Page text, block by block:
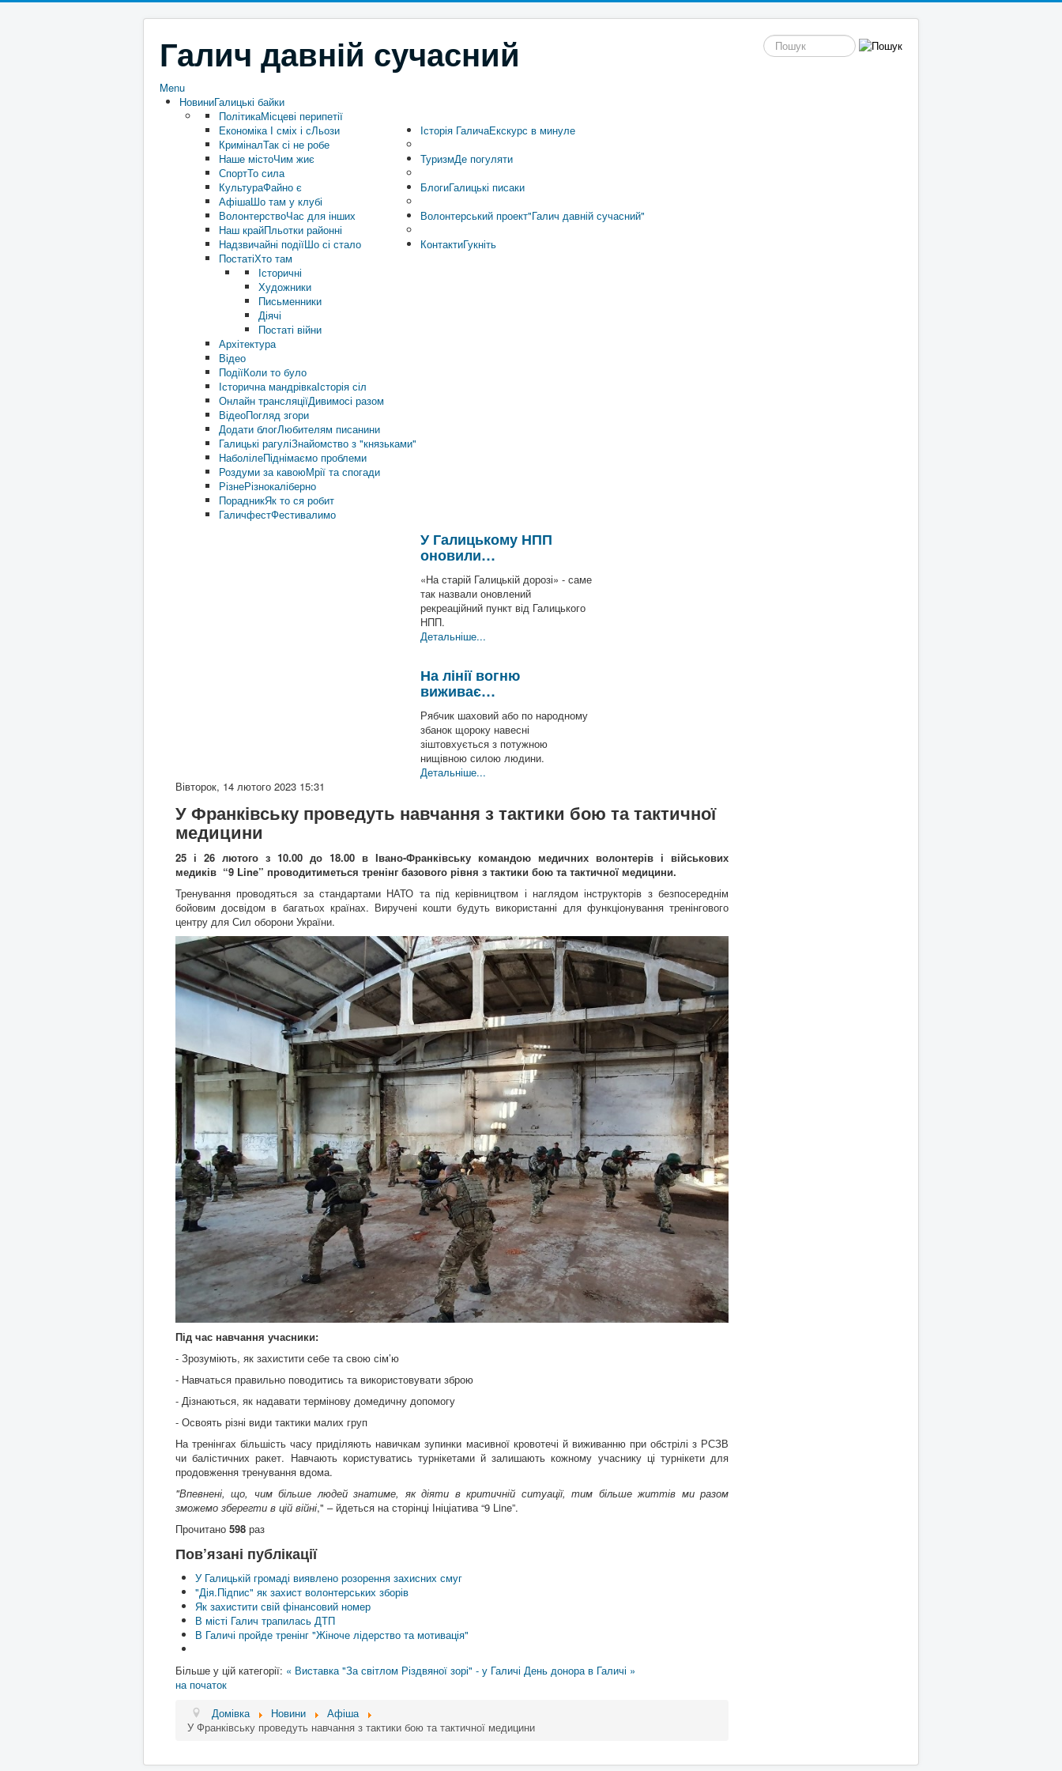
Галич давній сучасний пошук
Menu
НовиниГалицькі байки
ПолітикаМісцеві перипетії
ЕкономікаІ сміх і сЛьози
КриміналТак сі не робе
Наше містоЧим жиє
СпортТо сила
КультураФайно є
АфішаШо там у клубі
ВолонтерствоЧас для інших
Наш крайПльотки районні
Надзвичайні подіїШо сі стало
Історія ГаличаЕкскурс в минуле
ПостатіХто там
Історичні
Художники
Письменники
Діячі
Постаті війни
Архітектура
Відео
ПодіїКоли то було
Історична мандрівкаІсторія сіл
ТуризмДе погуляти
Онлайн трансляціїДивимосі разом
ВідеоПогляд згори
БлогиГалицькі писаки
Додати блогЛюбителям писанини
Галицькі рагуліЗнайомство з "князьками"
НаболілеПіднімаємо проблеми
Роздуми за кавоюМрії та спогади
РізнеРізнокаліберно
ПорадникЯк то ся робит
Волонтерський проект"Галич давній сучасний"
ГаличфестФестивалимо
КонтактиГукніть
У Галицькому НПП
оновили…
«На старій Галицькій дорозі» - саме
так назвали оновлений
рекреаційний пункт від Галицького
НПП.
Детальніше...
На лінії вогню
виживає…
Рябчик шаховий або по народному
збанок щороку навесні
зіштовхується з потужною
нищівною силою людини.
Детальніше...
Вівторок, 14 лютого 2023 15:31
У Франківську проведуть навчання з тактики бою та тактичної
медицини
25 і 26 лютого з 10.00 до 18.00 в Івано-Франківську командою медичних волонтерів і військових
медиків “9 Line” проводитиметься тренінг базового рівня з тактики бою та тактичної медицини.
Тренування проводяться за стандартами НАТО та під керівництвом і наглядом інструкторів з безпосереднім
бойовим досвідом в багатьох країнах. Виручені кошти будуть використанні для функціонування тренінгового
центру для Сил оборони України.
Під час навчання учасники:
- Зрозуміють, як захистити себе та свою сім’ю
- Навчаться правильно поводитись та використовувати зброю
- Дізнаються, як надавати термінову домедичну допомогу
- Освоять різні види тактики малих груп
На тренінгах більшість часу приділяють навичкам зупинки масивної кровотечі й виживанню при обстрілі з РСЗВ
чи балістичних ракет. Навчають користуватись турнікетами й залишають кожному учаснику ці турнікети для
продовження тренування вдома.
"Впевнені, що, чим більше людей знатиме, як діяти в критичній ситуації, тим більше життів ми разом
зможемо зберегти в цій війні," – йдеться на сторінці Ініціатива “9 Line”.
Прочитано 598 раз
Пов’язані публікації
У Галицькій громаді виявлено розорення захисних смуг
"Дія.Підпис" як захист волонтерських зборів
Як захистити свій фінансовий номер
В місті Галич трапилась ДТП
В Галичі пройде тренінг "Жіноче лідерство та мотивація"
Більше у цій категорії: « Виставка "За світлом Різдвяної зорі" - у Галичі День донора в Галичі »
на початок
Домівка
Новини
Афіша
У Франківську проведуть навчання з тактики бою та тактичної медицини